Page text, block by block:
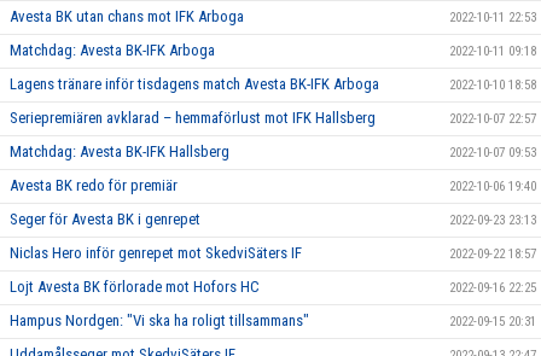
Avesta BK utan chans mot IFK Arboga 2022-10-11 22:53
Matchdag: Avesta BK-IFK Arboga 2022-10-11 09:18
Lagens tränare inför tisdagens match Avesta BK-IFK Arboga 2022-10-10 18:58
Seriepremiären avklarad – hemmaförlust mot IFK Hallsberg 2022-10-07 22:57
Matchdag: Avesta BK-IFK Hallsberg 2022-10-07 09:53
Avesta BK redo för premiär 2022-10-06 19:40
Seger för Avesta BK i genrepet 2022-09-23 23:13
Niclas Hero inför genrepet mot SkedviSäters IF 2022-09-22 18:57
Lojt Avesta BK förlorade mot Hofors HC 2022-09-16 22:25
Hampus Nordgen: "Vi ska ha roligt tillsammans" 2022-09-15 20:31